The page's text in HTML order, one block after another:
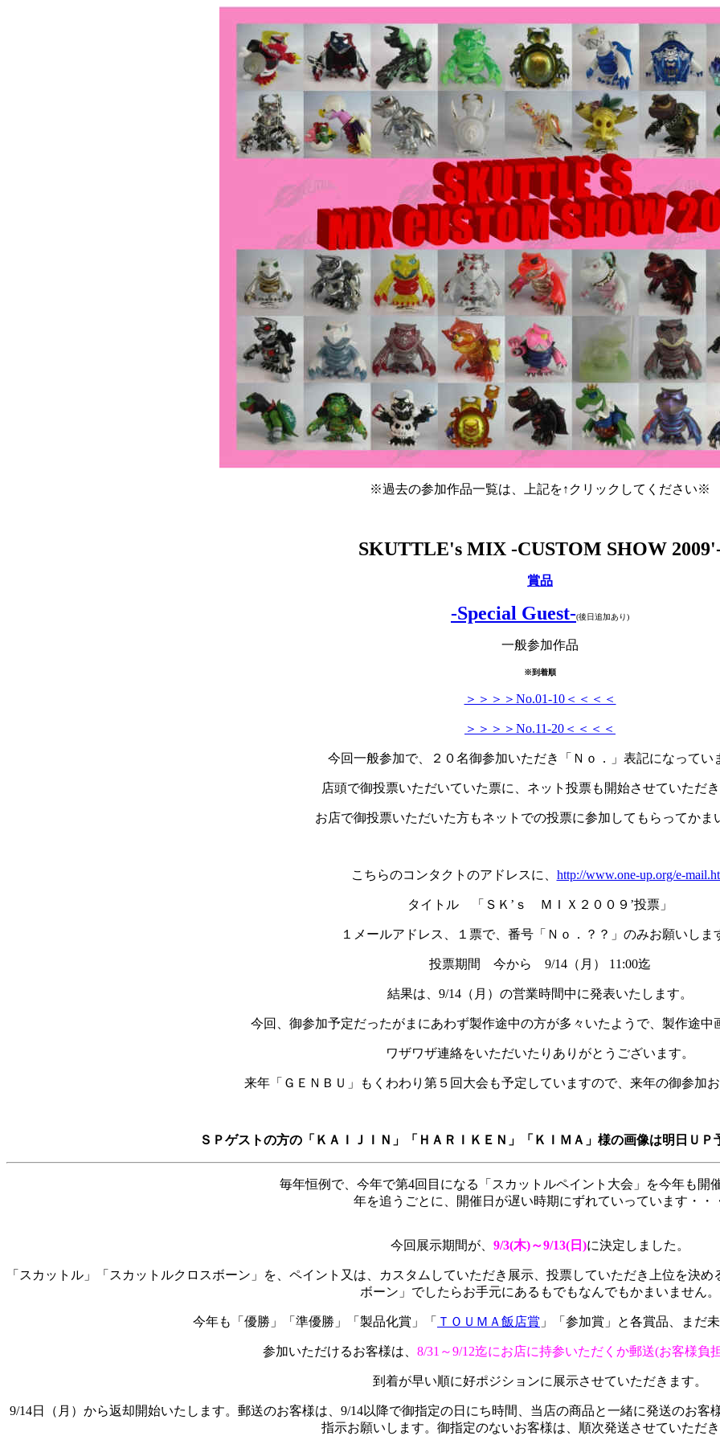
※過去の参加作品一覧は、上記を↑クリックしてください※
SKUTTLE's MIX -CUSTOM SHOW
賞品
-Special Guest-(後日追加あり)
一般参加作品
※到着順
＞＞＞＞No.01-10＜＜＜＜
＞＞＞＞No.11-20＜＜＜＜
今回一般参加で、２０名御参加いただき「Ｎｏ．」表記になってい
店頭で御投票いただいていた票に、ネット投票も開始させていただ
お店で御投票いただいた方もネットでの投票に参加してもらってかま
こちらのコンタクトのアドレスに、 http://www.one-up.org/e-
タイトル 「ＳＫ’ｓ ＭＩＸ２００９’投票」
１メールアドレス、１票で、番号「Ｎｏ．？？」のみお願いしま
投票期間 今から 9/14（月） 11:00迄
結果は、9/14（月）の営業時間中に発表いたします。
今回、御参加予定だったがまにあわず製作途中の方が多々いたようで、製作途中
ワザワザ連絡をいただいたりありがとうございます。
来年「ＧＥＮＢＵ」もくわわり第５回大会も予定していますので、来年の御参加
ＳＰゲストの方の「ＫＡＩＪＩＮ」「ＨＡＲＩＫＥＮ」「ＫＩＭＡ」様の画像は明日Ｕ
毎年恒例で、今年で第4回目になる「スカットルペイント大会」を今年も開
年を追うごとに、開催日が遅い時期にずれていっています・・
今回展示期間が、 9/3(木)～9/13(日)に決定しました。
「スカットル」「スカットルクロスボーン」を、ペイント又は、カスタムしていただき展示、投票していただき上位を決
ボーン」でしたらお手元にあるもでもなんでもかまいません。
今年も「優勝」「準優勝」「製品化賞」「 ＴＯＵＭＡ飯店賞 」「参加賞」と各賞品、まだ
参加いただけるお客様は、 8/31～9/12迄にお店に持参いただくか郵送(お客様負
到着が早い順に好ポジションに展示させていただきます。
9/14日（月）から返却開始いたします。郵送のお客様は、9/14以降で御指定の日にち時間、当店の商品と一緒に発送のお
指示お願いします。御指定のないお客様は、順次発送させていただ